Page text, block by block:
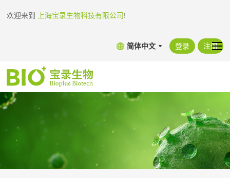
欢迎来到 上海宝录生物科技有限公司!
简体中文 登录 注册